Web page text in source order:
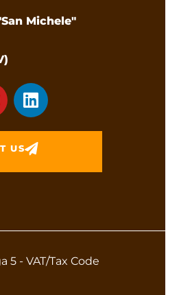
Michele"
US
5 - VAT/Tax Code